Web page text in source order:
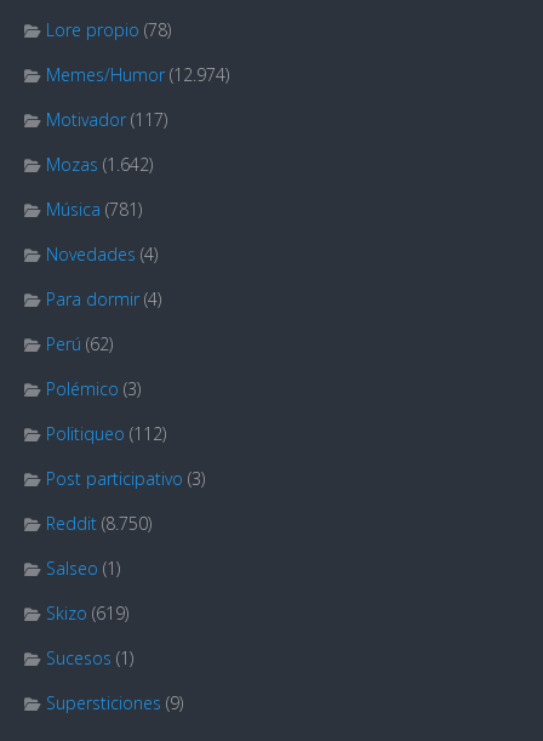
Lore propio (78)
Memes/Humor (12.974)
Motivador (117)
Mozas (1.642)
Música (781)
Novedades (4)
Para dormir (4)
Perú (62)
Polémico (3)
Politiqueo (112)
Post participativo (3)
Reddit (8.750)
Salseo (1)
Skizo (619)
Sucesos (1)
Supersticiones (9)